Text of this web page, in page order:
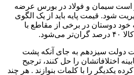
است سیمان و فولاد در بورس عرضه
شود. قیمت پایه باید از یک الگوی
خود دوستان در برخی از مقاطع با
دولت سیزدهم به جای آنکه پشت
اختلافاتشان را حل کنند، ترجیح
یکدیگر را با کلمات بنوازند . هر چند